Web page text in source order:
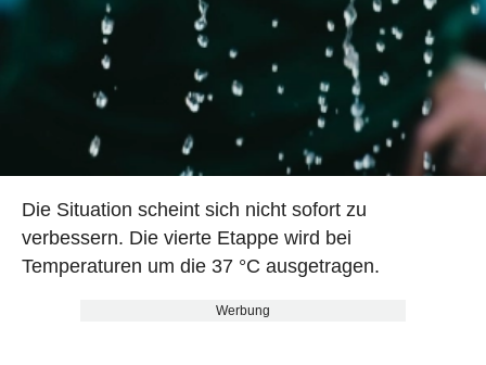
Die Situation scheint sich nicht sofort zu
verbessern. Die vierte Etappe wird bei
Temperaturen um die 37 °C ausgetragen.
Werbung